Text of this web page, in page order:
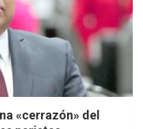
«cerrazón» del